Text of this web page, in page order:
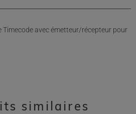
Timecode avec émetteur/récepteur pour
similaires